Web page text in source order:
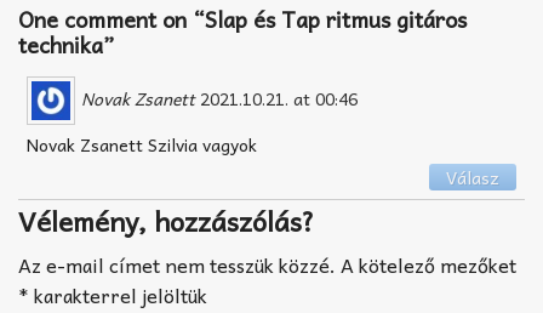
One comment on “Slap és Tap ritmus gitáros
technika”
Novak Zsanett 2021.10.21. at 00:46
Novak Zsanett Szilvia vagyok
Válasz
Vélemény, hozzászólás?
Az e-mail címet nem tesszük közzé. A kötelező mezőket
*karakterrel jelöltük